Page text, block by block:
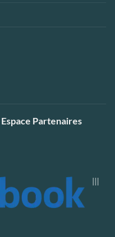
Espace Partenaires
|||